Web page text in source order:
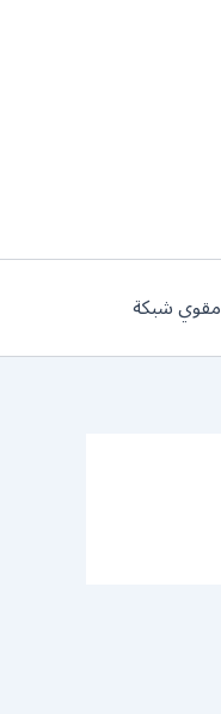
مقوي شبكة